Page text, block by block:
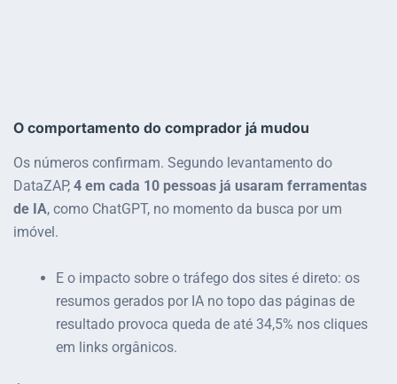
O comportamento do comprador já mudou
Os números confirmam. Segundo levantamento do
DataZAP, 4 em cada 10 pessoas já usaram ferramentas
de IA, como ChatGPT, no momento da busca por um
imóvel.
E o impacto sobre o tráfego dos sites é direto: os
resumos gerados por IA no topo das páginas de
resultado provoca queda de até 34,5% nos cliques
em links orgânicos.